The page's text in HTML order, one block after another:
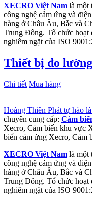
XECRO Việt Nam là một
công nghệ cảm ứng và
hàng ở Châu Âu, Bắc và
Trung Đông. Tổ chức hoạt
nghiêm ngặt của ISO
Thiết bị đo
Chi tiết Mua hàng
Hoàng Thiên Phát tự hào là
chuyên cung cấp: Cảm
Xecro, Cảm biến khu vực
biến cảm ứng Xecro,
XECRO Việt Nam là một
công nghệ cảm ứng và
hàng ở Châu Âu, Bắc và
Trung Đông. Tổ chức hoạt
nghiêm ngặt của ISO